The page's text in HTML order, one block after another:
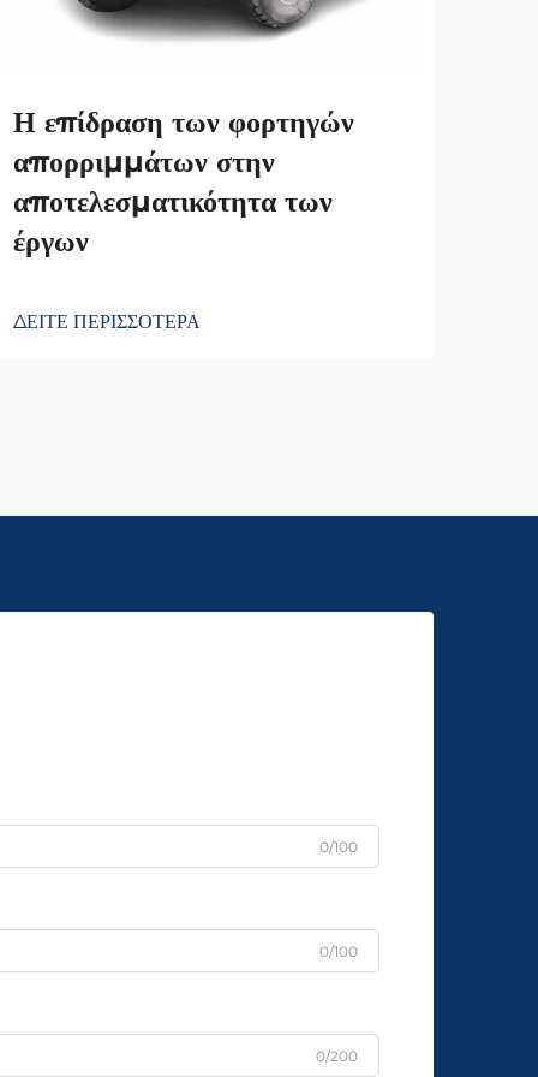
Η επίδραση των φορτηγών
απορριμμάτων στην
αποτελεσματικότητα των
έργων
ΔΕΙΤΕ ΠΕΡΙΣΣΟΤΕΡΑ
0/100
0/100
0/200